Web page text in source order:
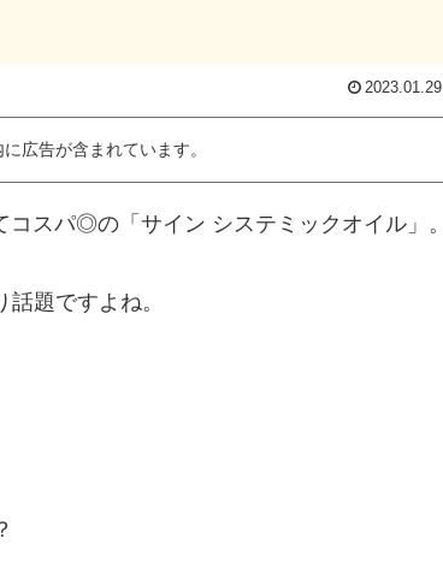
2023.01.29
広告が含まれています。
コスパ◎の「サイン システミックオイル」。
題ですよね。